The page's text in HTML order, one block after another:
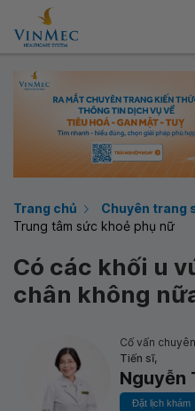
Trang chủ
Chuyên trang
Trung tâm sức khoẻ phụ nữ
Có các khối u
chân không
Cố vấn
Tiến sĩ,
Nguyễn
Đặt lịch khám